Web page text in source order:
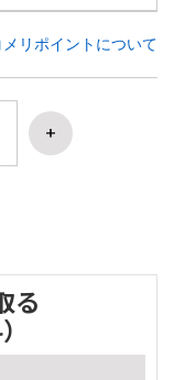
メリポイントについて
る